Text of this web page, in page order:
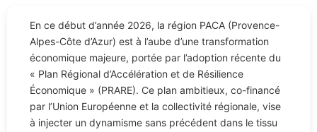
En ce début d’année 2026, la région PACA (Provence-
Alpes-Côte d’Azur) est à l’aube d’une transformation
économique majeure, portée par l’adoption récente du
« Plan Régional d’Accélération et de Résilience
Économique » (PRARE). Ce plan ambitieux, co-financé
par l’Union Européenne et la collectivité régionale, vise
à injecter un dynamisme sans précédent dans le tissu